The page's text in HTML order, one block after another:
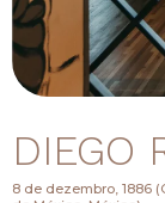
DIEGO
8 de dezembro, 1886